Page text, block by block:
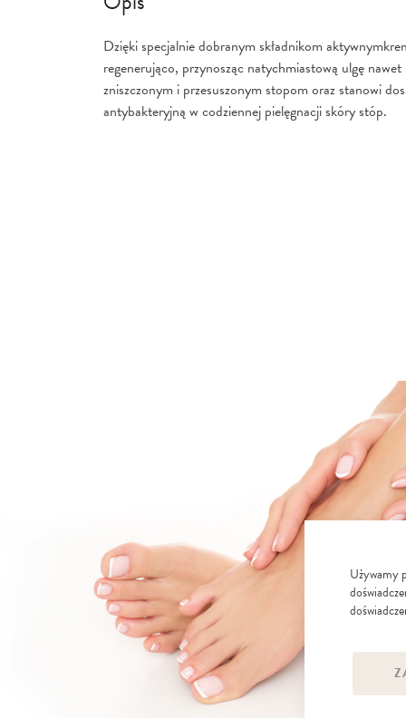
Używamy
Dzięki specjalnie dobranym składnikom
regenerująco, przynosząc natychmiastową ulgę nawet
zniszczonym i przesuszonym stopom oraz stanowi
antybakteryjną w codziennej pielęgnacji skóry stóp.